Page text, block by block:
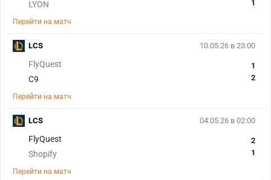
LYON 1
Перейти на матч
10.05.26 в 23:00
FlyQuest
C9
1
2
Перейти на матч
LCS
04.05.26 в 02:00
FlyQuest
Shopify
2
1
Перейти на матч
LCS